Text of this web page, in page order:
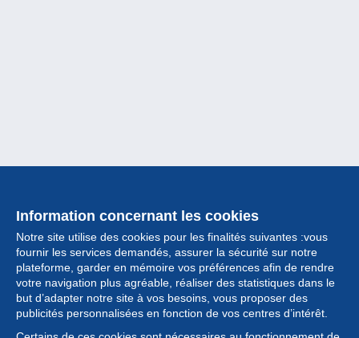
Information concernant les cookies
Notre site utilise des cookies pour les finalités suivantes :vous
fournir les services demandés, assurer la sécurité sur notre
plateforme, garder en mémoire vos préférences afin de rendre
votre navigation plus agréable, réaliser des statistiques dans le
but d’adapter notre site à vos besoins, vous proposer des
publicités personnalisées en fonction de vos centres d’intérêt.
Collection